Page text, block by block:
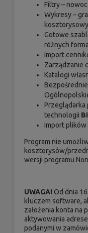
Filtry –
Wykresy –
Gotowe
różnych
Import
Zarządzanie
Katalogi
technologii
Import plików
Program nie
kosztorysów/
wersji programu
UWAGA! Od dnia
kluczem software,
założenia konta na
aktywowania
podanymi w